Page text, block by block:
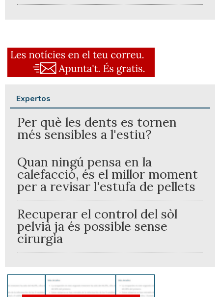
Expertos
Per què les dents es tornen
més sensibles a l'estiu?
Quan ningú pensa en la
calefacció, és el millor moment
per a revisar l'estufa de pellets
Recuperar el control del sòl
pelvià ja és possible sense
cirurgia